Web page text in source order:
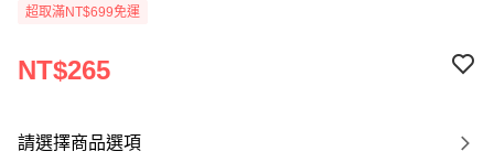
超取滿NT$699免運
NT$265
請選擇商品選項